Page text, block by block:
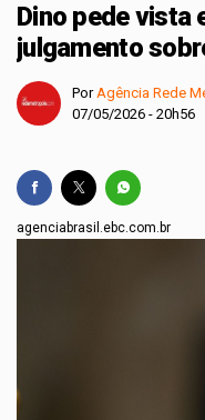
Dino pede vista
julgamento
PorAgência Rede
07/05/2026 - 20h56
agenciabrasil.ebc.com.br